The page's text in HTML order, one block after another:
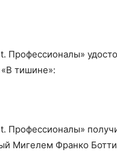
Профессионалы»
тишине»:
Профессионалы»
Мигелем Франко